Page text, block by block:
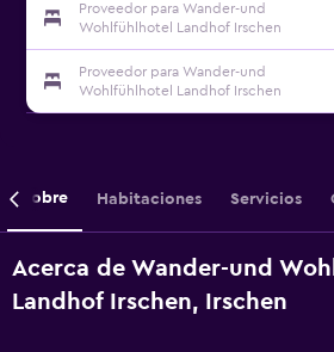
Proveedor para Wander-und
Wohlfühlhotel Landhof Irschen
Proveedor para Wander-und
Wohlfühlhotel Landhof Irschen
Sobre Habitaciones Servicios
Acerca de Wander-und
Landhof Irschen, Irschen